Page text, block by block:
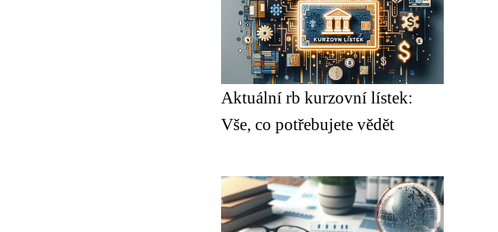
Aktuální rb kurzovní lístek:
Vše, co potřebujete vědět